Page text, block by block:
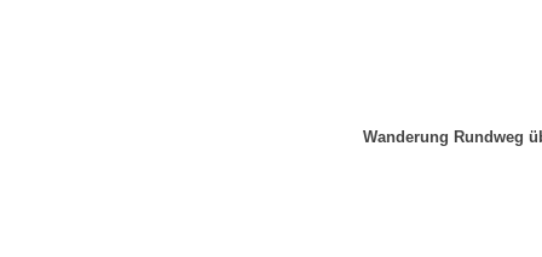
Wanderung Rundweg